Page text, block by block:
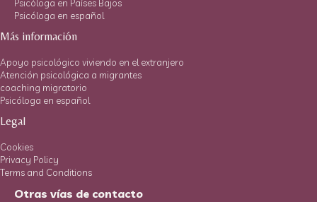
Psicóloga en Países Bajos
Psicóloga en español
Más información
Apoyo psicológico viviendo en el extranjero
Atención psicológica a migrantes
coaching migratorio
Psicóloga en español
Legal
Cookies
Privacy Policy
Terms and Conditions
Otras vías de contacto